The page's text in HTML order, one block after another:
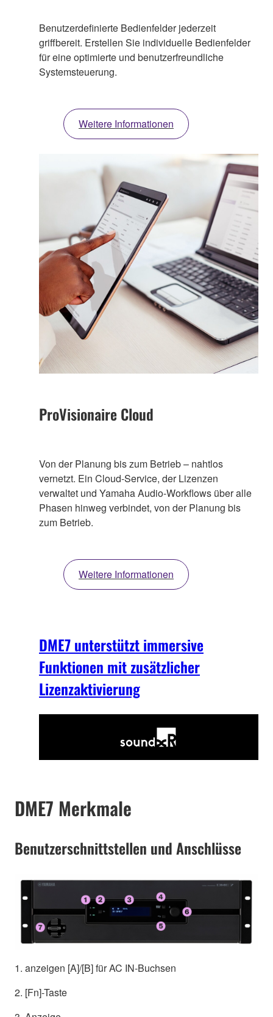
Benutzerdefinierte Bedienfelder jederzeit
griffbereit. Erstellen Sie individuelle Bedienfelder
für eine optimierte und benutzerfreundliche
Systemsteuerung.
Weitere Informationen
ProVisionaire Cloud
Von der Planung bis zum Betrieb – nahtlos
vernetzt. Ein Cloud-Service, der Lizenzen
verwaltet und Yamaha Audio-Workflows über alle
Phasen hinweg verbindet, von der Planung bis
zum Betrieb.
Weitere Informationen
DME7 unterstützt immersive
Funktionen mit zusätzlicher
Lizenzaktivierung
DME7 Merkmale
Benutzerschnittstellen und Anschlüsse
1. anzeigen [A]/[B] für AC IN-Buchsen
2. [Fn]-Taste